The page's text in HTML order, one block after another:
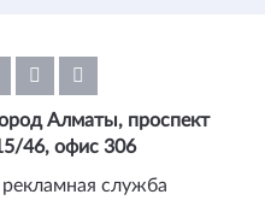
Алматы, проспект
46, офис 306
служба